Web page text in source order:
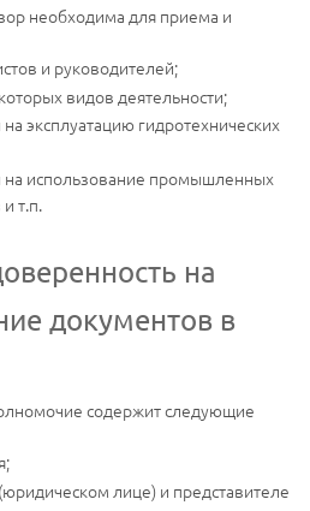
необходима для приема и
и руководителей;
видов деятельности;
эксплуатацию гидротехнических
использование промышленных
т.п.
на
документов в
содержит следующие
лице) и представителе